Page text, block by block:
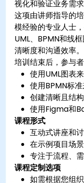
视化和验证业务需求
这项由讲师指导的
模经验的专业人士
UML、BPMN和线
清晰度和沟通效率。
培训结束后，参与
使用UML图表
使用BPMN标准
创建清晰且结
使用Figma和
课程形式
互动式讲座和讨
在示例项目场
专注于流程、
课程定制选项
如需根据您组